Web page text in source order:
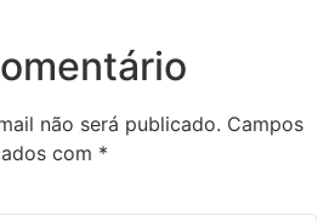
não será publicado. Campos
com *